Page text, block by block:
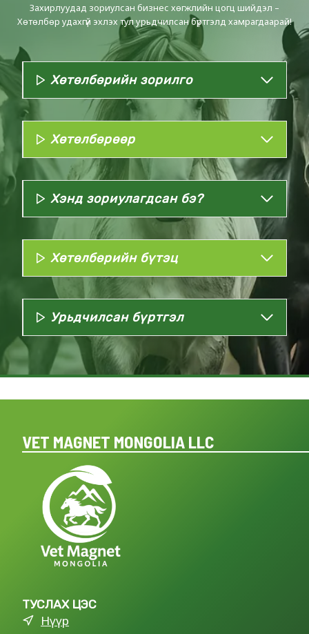
Захирлуудад зориулсан бизнес хөгжлийн цогц шийдэл –
Хөтөлбөр удахгүй эхлэх тул урьдчилсан бүртгэлд хамрагдаарай!
Хөтөлбөрийн зорилго
Хөтөлбөрөөр
Хэнд зориулагдсан бэ?
Хөтөлбөрийн бүтэц
Урьдчилсан бүртгэл
VET MAGNET MONGOLIA LLC
ТУСЛАХ ЦЭС
Нүүр